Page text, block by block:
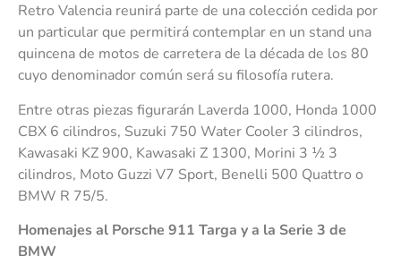
Retro Valencia reunirá parte de una colección cedida por
un particular que permitirá contemplar en un stand una
quincena de motos de carretera de la década de los 80
cuyo denominador común será su filosofía rutera.
Entre otras piezas figurarán Laverda 1000, Honda 1000
CBX 6 cilindros, Suzuki 750 Water Cooler 3 cilindros,
Kawasaki KZ 900, Kawasaki Z 1300, Morini 3 ½ 3
cilindros, Moto Guzzi V7 Sport, Benelli 500 Quattro o
BMW R 75/5.
Homenajes al Porsche 911 Targa y a la Serie 3 de
BMW